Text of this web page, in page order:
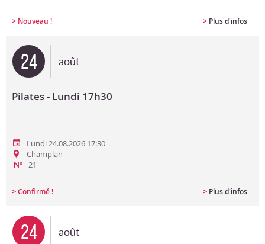
> Nouveau ! > Plus d'infos
24 août
Pilates - Lundi 17h30
Lundi 24.08.2026 17:30
Champlan
N° 21
>Confirmé ! > Plus d'infos
24 août